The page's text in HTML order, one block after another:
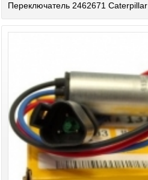
Переключатель 2462671 Caterpillar